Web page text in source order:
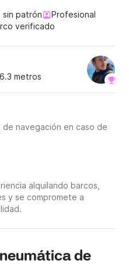
sin patrón
Profesional
verificado
6.3 metros
navegación en caso de
alquilando barcos,
y se compromete a
de